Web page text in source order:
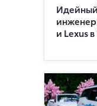
Идейный
и Lexus